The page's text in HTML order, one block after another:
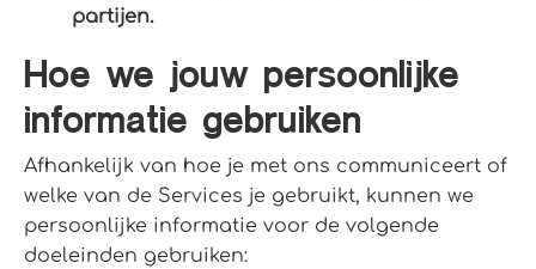
partijen.
Hoe we jouw persoonlijke
informatie gebruiken
Afhankelijk van hoe je met ons communiceert of
welke van de Services je gebruikt, kunnen we
persoonlijke informatie voor de volgende
doeleinden gebruiken: